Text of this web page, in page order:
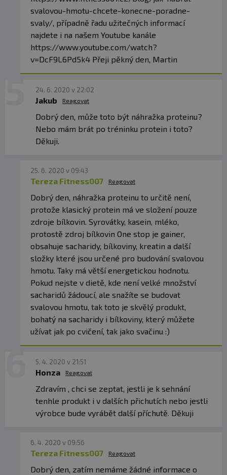
pikolinát chromitý, kyselina pteryolmonoglutamová
(vitamín B9), Dbiotin (vitamín B7), methylkobalamin
(vitamín B12).
svalovou-hmotu-chcete-konecne-poradne-
svaly/, případně řadu užitečných informací
najdete i na našem Youtube kanále
https://www.youtube.com/watch?
v=DcF9L6Pd5k4 Přeji pěkný den, Martin
24. 6. 2020 v 22:02
Jakub Reagovat
Dobrý den, může toto být náhražka proteinu?
Nebo mám brát po tréninku protein i toto?
Děkuji.
25. 6. 2020 v 09:43
Tereza Fitness007 Reagovat
Dobrý den, náhražka proteinu to určitě není,
protože klasický protein má ve složení pouze
zdroje bílkovin. Syrovátky, kasein, mléko,
protostě zdroj bílkovin One stop je gainer,
obsahuje sacharidy, bílkoviny, kreatin a další
složky které jsou určené pro budování svalovou
hmotu. Taky má větší energetickou hodnotu.
Pokud nejste v dietě, kde není velké množství
sacharidů žádoucí, ale snažíte se budovat
svalovou hmotu, tak toto je skvělý produkt,
bohatý na sacharidy i bílkoviny, který můžete
užívat jak po cvičení, tak jako svačinu :)
5. 4. 2020 v 21:51
Honza Reagovat
Zdravím , chci se zeptat, jestli je k sehnání
tenhle produkt i v dalších přichutích nebo jestli
výrobce bude vyrábět další příchutě. Děkuji
6. 4. 2020 v 09:56
Tereza Fitness007 Reagovat
Dobrý den, zatím nemáme žádné informace o